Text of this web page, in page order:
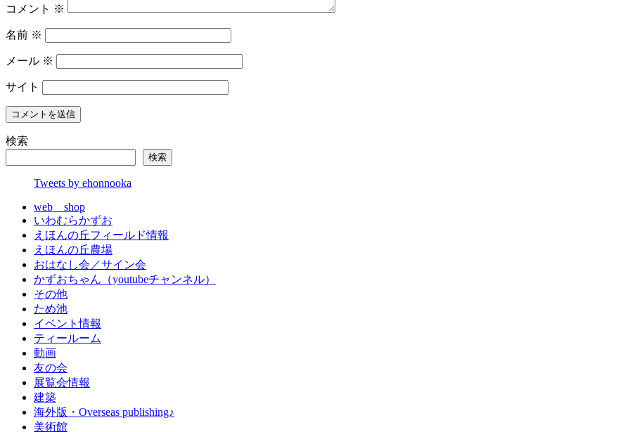
コメント ※
名前 ※
メール ※
サイト
検索
検索
Tweets by ehonnooka
web shop
いわむらかずお
えほんの丘フィールド情報
えほんの丘農場
おはなし会／サイン会
かずおちゃん（youtubeチャンネル）
その他
ため池
イベント情報
ティールーム
動画
友の会
展覧会情報
建築
海外版・Overseas publishing♪
美術館